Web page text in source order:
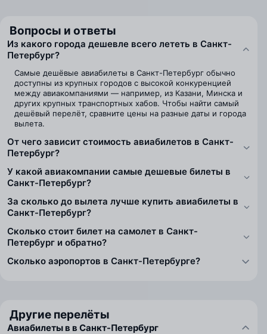
Вопросы и ответы
Из какого города дешевле всего лететь в Санкт-
Петербург?
Самые дешёвые авиабилеты в Санкт-Петербург обычно
доступны из крупных городов с высокой конкуренцией
между авиакомпаниями — например, из Казани, Минска и
других крупных транспортных хабов. Чтобы найти самый
дешёвый перелёт, сравните цены на разные даты и города
вылета.
От чего зависит стоимость авиабилетов в Санкт-
Петербург?
У какой авиакомпании самые дешевые билеты в
Санкт-Петербург?
За сколько до вылета лучше купить авиабилеты в
Санкт-Петербург?
Сколько стоит билет на самолет в Санкт-
Петербург и обратно?
Сколько аэропортов в Санкт-Петербурге?
Другие перелёты
Авиабилеты в в Санкт-Петербург